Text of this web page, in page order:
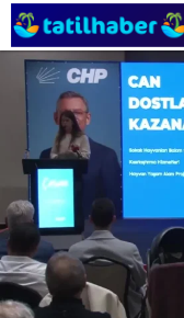
Diyeceğiz.
gösterilmeli